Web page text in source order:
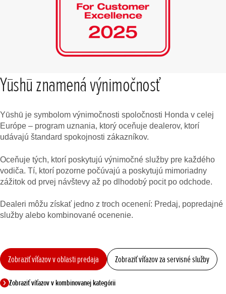
Yūshū znamená výnimočnosť
Yūshū je symbolom výnimočnosti spoločnosti Honda v celej
Európe – program uznania, ktorý oceňuje dealerov, ktorí
udávajú štandard spokojnosti zákazníkov.
Oceňuje tých, ktorí poskytujú výnimočné služby pre každého
vodiča. Tí, ktorí pozorne počúvajú a poskytujú mimoriadny
zážitok od prvej návštevy až po dlhodobý pocit po odchode.
Dealeri môžu získať jedno z troch ocenení: Predaj, popredajné
služby alebo kombinované ocenenie.
Zobraziť víťazov v oblasti predaja Zobraziť víťazov za servisné služby
Zobraziť víťazov v kombinovanej kategórii